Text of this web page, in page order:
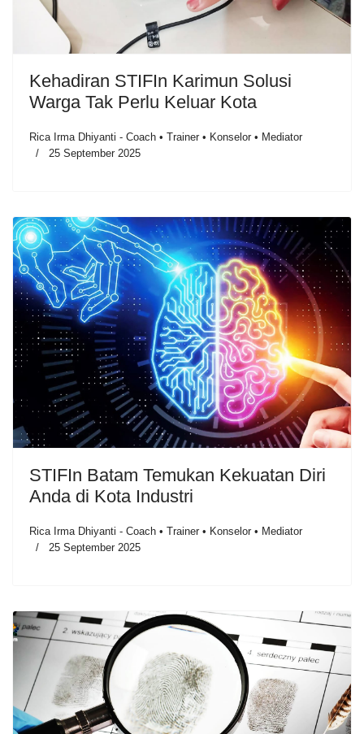
Kehadiran STIFIn Karimun Solusi
Warga Tak Perlu Keluar Kota
Rica Irma Dhiyanti - Coach • Trainer • Konselor • Mediator
25 September 2025
STIFIn Batam Temukan Kekuatan Diri
Anda di Kota Industri
Rica Irma Dhiyanti - Coach • Trainer • Konselor • Mediator
25 September 2025